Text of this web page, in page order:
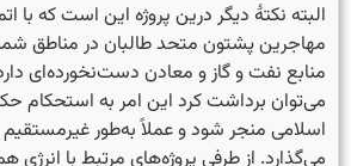
البته نکتهٔ دیگر درین پروژه این است که با
مهاجرین پشتون متحد طالبان در مناطق
منابع نفت و گاز و معادن دست‌نخورده‌ای
می‌توان برداشت کرد این امر به استحکام
اسلامی منجر شود و عملاً به‌طور غیرمستقیم